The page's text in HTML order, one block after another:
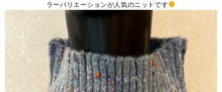
ラーバリエーションが人気のニットです